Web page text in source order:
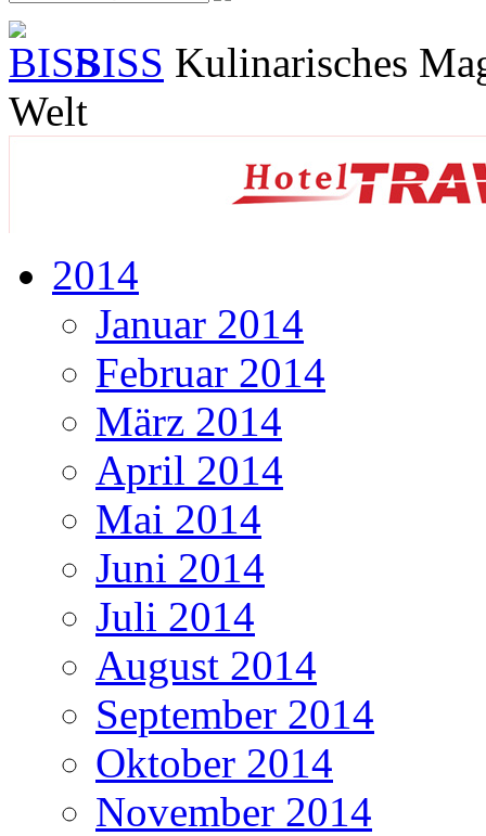
BISS Kulinarisches
Welt
2014
Januar 2014
Februar 2014
März 2014
April 2014
Mai 2014
Juni 2014
Juli 2014
August 2014
September 2014
Oktober 2014
November 2014